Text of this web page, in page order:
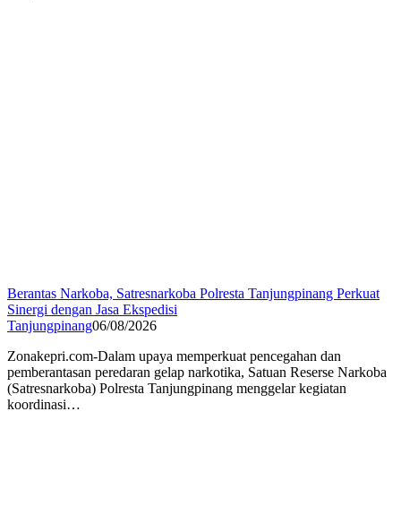
Berantas Narkoba, Satresnarkoba Polresta Tanjungpinang Perkuat
Sinergi dengan Jasa Ekspedisi
Tanjungpinang06/08/2026
Zonakepri.com-Dalam upaya memperkuat pencegahan dan
pemberantasan peredaran gelap narkotika, Satuan Reserse Narkoba
(Satresnarkoba) Polresta Tanjungpinang menggelar kegiatan
koordinasi…